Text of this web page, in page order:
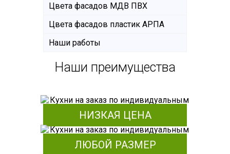
Цвета фасадов МДВ ПВХ
Цвета фасадов пластик АРПА
Наши работы
Наши преимущества
НИЗКАЯ ЦЕНА
ЛЮБОЙ РАЗМЕР